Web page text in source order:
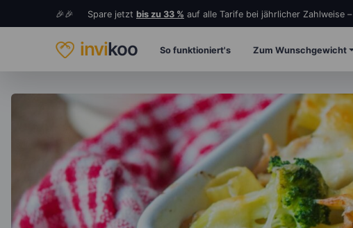
🎉🎉 Spare jetzt bis zu 33 % auf alle Tarife bei jährlicher Zahlweise –
invikoo So funktioniert's Zum Wunschgewicht